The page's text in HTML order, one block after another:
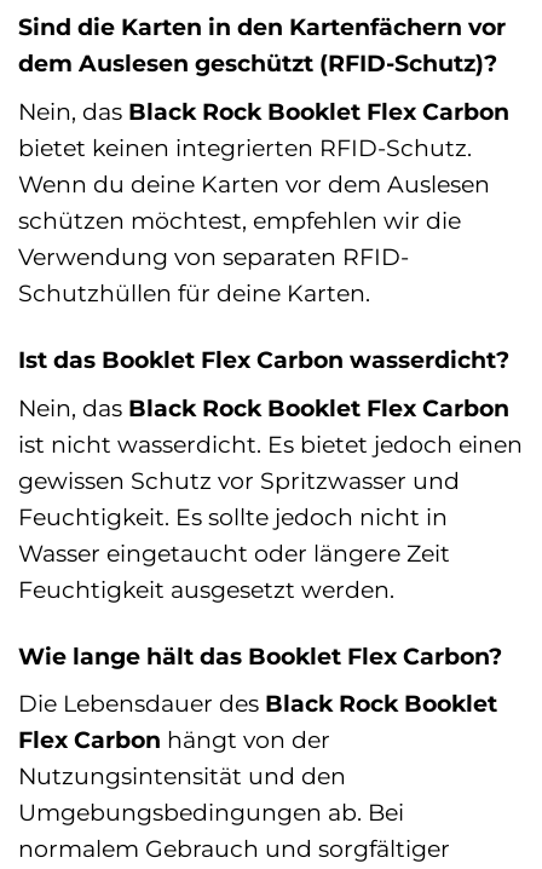
Sind die Karten in den Kartenfächern vor
dem Auslesen geschützt (RFID-Schutz)?
Nein, das Black Rock Booklet Flex Carbon
bietet keinen integrierten RFID-Schutz.
Wenn du deine Karten vor dem Auslesen
schützen möchtest, empfehlen wir die
Verwendung von separaten RFID-
Schutzhüllen für deine Karten.
Ist das Booklet Flex Carbon wasserdicht?
Nein, das Black Rock Booklet Flex Carbon
ist nicht wasserdicht. Es bietet jedoch einen
gewissen Schutz vor Spritzwasser und
Feuchtigkeit. Es sollte jedoch nicht in
Wasser eingetaucht oder längere Zeit
Feuchtigkeit ausgesetzt werden.
Wie lange hält das Booklet Flex Carbon?
Die Lebensdauer des Black Rock Booklet
Flex Carbon hängt von der
Nutzungsintensität und den
Umgebungsbedingungen ab. Bei
normalem Gebrauch und sorgfältiger